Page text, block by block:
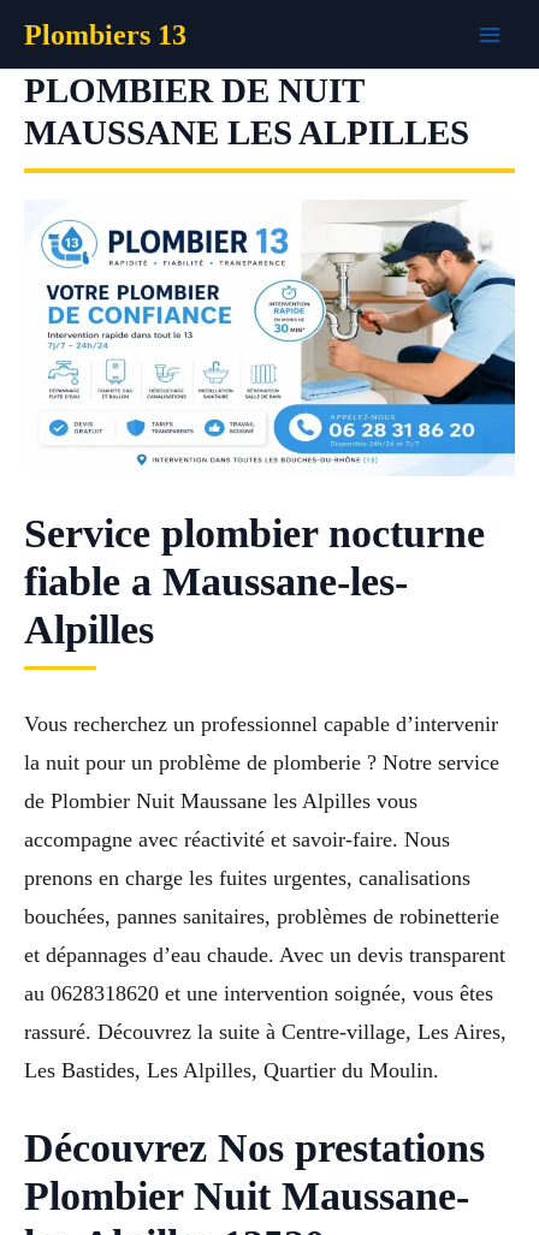
contenu
Plombiers 13
PLOMBIER DE NUIT
MAUSSANE LES ALPILLES
Service plombier nocturne
fiable a Maussane-les-
Alpilles
Vous recherchez un professionnel capable d’intervenir
la nuit pour un problème de plomberie ? Notre service
de Plombier Nuit Maussane les Alpilles vous
accompagne avec réactivité et savoir-faire. Nous
prenons en charge les fuites urgentes, canalisations
bouchées, pannes sanitaires, problèmes de robinetterie
et dépannages d’eau chaude. Avec un devis transparent
au 0628318620 et une intervention soignée, vous êtes
rassuré. Découvrez la suite à Centre-village, Les Aires,
Les Bastides, Les Alpilles, Quartier du Moulin.
Découvrez Nos prestations
Plombier Nuit Maussane-